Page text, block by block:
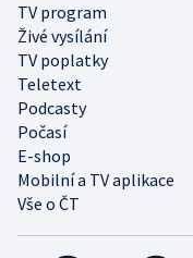
TV program
Živé vysílání
TV poplatky
Teletext
Podcasty
Počasí
E-shop
Mobilní a TV aplikace
Vše o ČT